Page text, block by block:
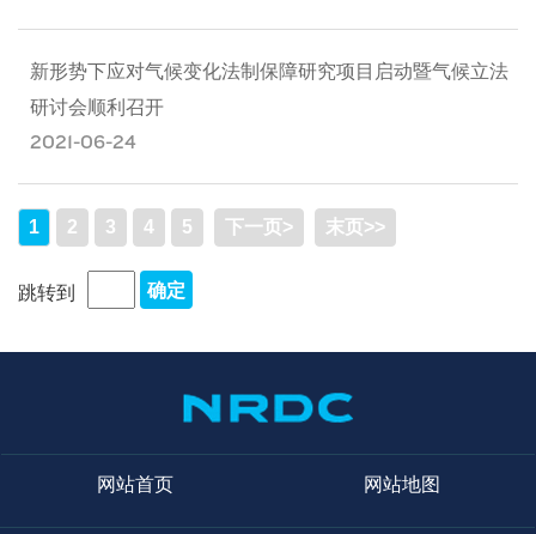
新形势下应对气候变化法制保障研究项目启动暨气候立法
研讨会顺利召开
2021-06-24
1 2 3 4 5 下一页> 末页>>
跳转到
网站首页 网站地图